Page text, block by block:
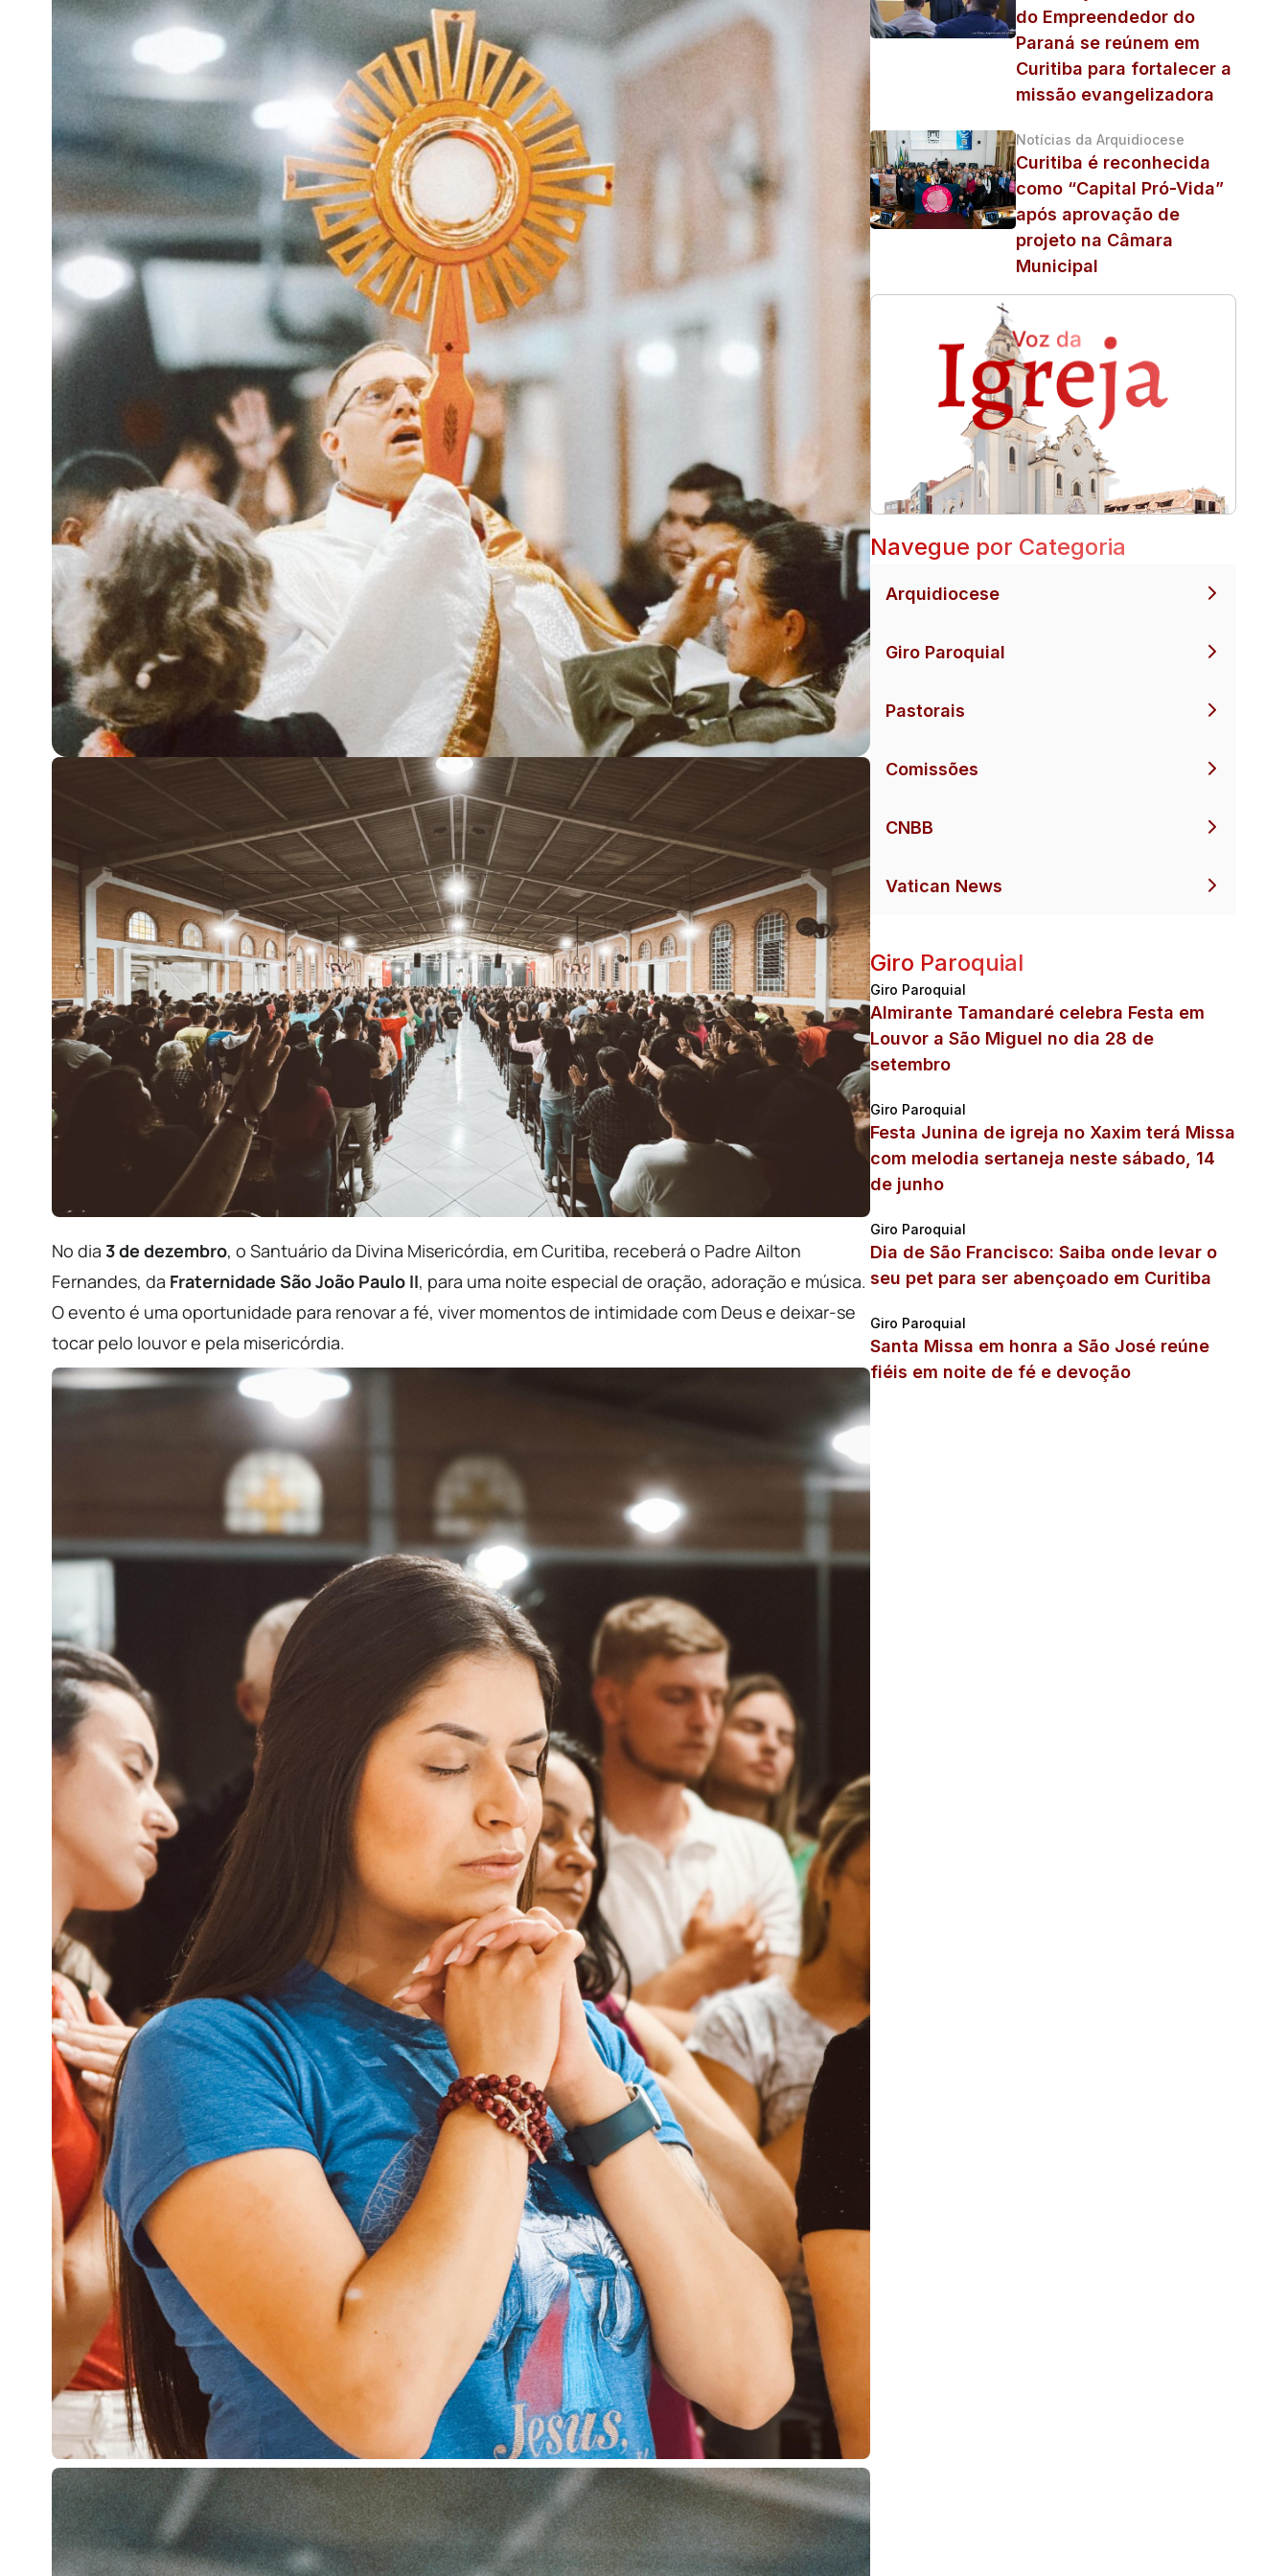
No dia 3 de dezembro, o Santuário da Divina Misericórdia, em Curitiba, receberá o Padre Ailton
Fernandes, da Fraternidade São João Paulo II, para uma noite especial de oração, adoração e música.
O evento é uma oportunidade para renovar a fé, viver momentos de intimidade com Deus e deixar-se
tocar pelo louvor e pela misericórdia.
do Empreendedor do
Paraná se reúnem em
Curitiba para fortalecer a
missão evangelizadora
Notícias da Arquidiocese
Curitiba é reconhecida
como “Capital Pró-Vida”
após aprovação de
projeto na Câmara
Municipal
Navegue por Categoria
Arquidiocese
Giro Paroquial
Pastorais
Comissões
CNBB
Vatican News
Giro Paroquial
Giro Paroquial
Almirante Tamandaré celebra Festa em
Louvor a São Miguel no dia 28 de
setembro
Giro Paroquial
Festa Junina de igreja no Xaxim terá Missa
com melodia sertaneja neste sábado, 14
de junho
Giro Paroquial
Dia de São Francisco: Saiba onde levar o
seu pet para ser abençoado em Curitiba
Giro Paroquial
Santa Missa em honra a São José reúne
fiéis em noite de fé e devoção